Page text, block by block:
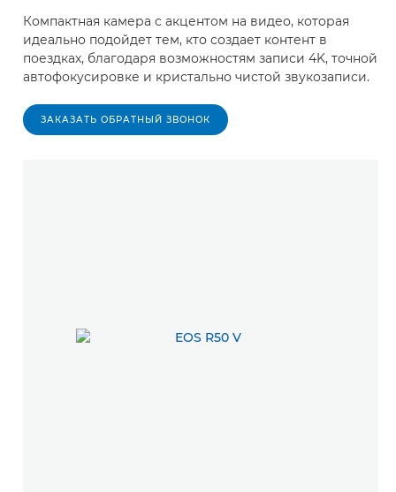
Компактная камера с акцентом на видео, которая
идеально подойдет тем, кто создает контент в
поездках, благодаря возможностям записи 4K, точной
автофокусировке и кристально чистой звукозаписи.
ЗАКАЗАТЬ ОБРАТНЫЙ ЗВОНОК